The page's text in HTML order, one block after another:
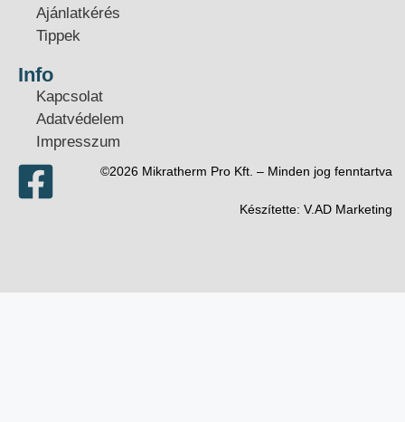
Ajánlatkérés
Tippek
Info
Kapcsolat
Adatvédelem
Impresszum
©2026 Mikratherm Pro Kft. – Minden jog fenntartva​
Készítette: V.AD Marketing